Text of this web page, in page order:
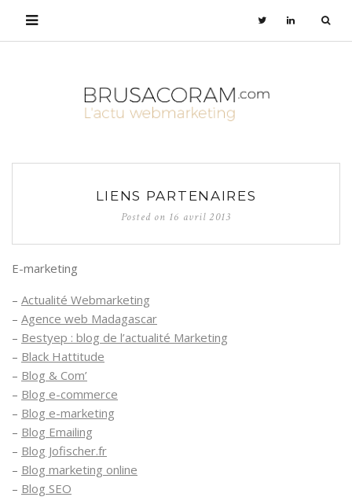
LIENS PARTENAIRES
Posted on 16 avril 2013
E-marketing
– Actualité Webmarketing
– Agence web Madagascar
– Bestyep : blog de l’actualité Marketing
– Black Hattitude
– Blog & Com’
– Blog e-commerce
– Blog e-marketing
– Blog Emailing
– Blog Jofischer.fr
– Blog marketing online
– Blog SEO